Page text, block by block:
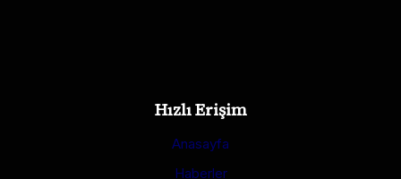
Hızlı Erişim
Anasayfa
Haberler